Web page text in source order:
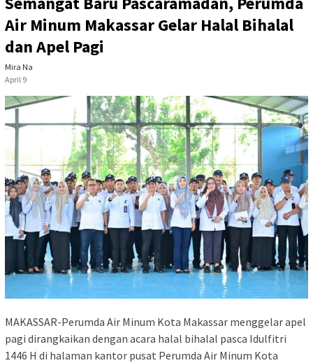
Air Minum Makassar Gelar Halal Bihalal
dan Apel Pagi
Mira Na
April 9
MAKASSAR-Perumda Air Minum Kota Makassar menggelar apel
pagi dirangkaikan dengan acara halal bihalal pasca Idulfitri
1446 H di halaman kantor pusat Perumda Air Minum Kota